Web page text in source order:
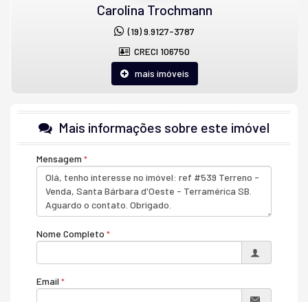
Carolina Trochmann
(19) 9.9127-3787
CRECI 106750
mais imóveis
Mais informações sobre este imóvel
Mensagem
Nome Completo
Email